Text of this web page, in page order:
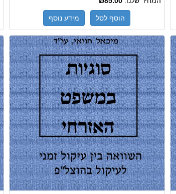
הוסף לסל מידע נוסף